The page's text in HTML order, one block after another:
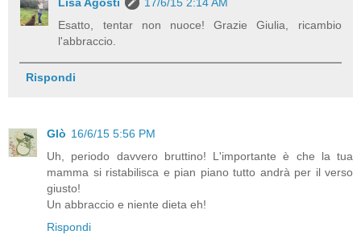
Esatto, tentar non nuoce! Grazie Giulia, ricambio
l'abbraccio.
Rispondi
Glò 16/6/15 5:56 PM
Uh, periodo davvero bruttino! L'importante è che la tua
mamma si ristabilisca e pian piano tutto andrà per il verso
giusto!
Un abbraccio e niente dieta eh!
Rispondi